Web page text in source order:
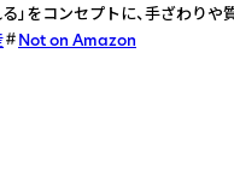
る」をコンセプトに、手ざわ
Not on Amazon